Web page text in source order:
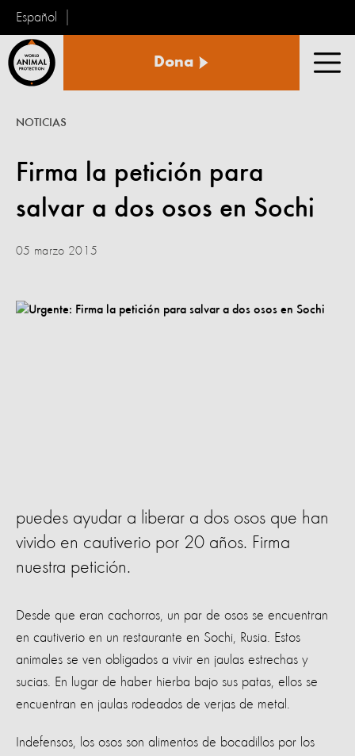
Español
Animal
Dona
Firma la petición para
salvar a dos osos en Sochi
NOTICIAS
05 marzo 2015
puedes ayudar a liberar a dos osos que han
vivido en cautiverio por 20 años. Firma
nuestra petición.
Desde que eran cachorros, un par de osos se encuentran
en cautiverio en un restaurante en Sochi, Rusia. Estos
animales se ven obligados a vivir en jaulas estrechas y
sucias. En lugar de haber hierba bajo sus patas, ellos se
encuentran en jaulas rodeados de verjas de metal.
Indefensos, los osos son alimentos de bocadillos por los